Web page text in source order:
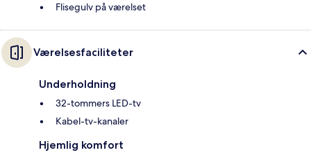
Flisegulv på værelset
Værelsesfaciliteter
Underholdning
32-tommers LED-tv
Kabel-tv-kanaler
Hjemlig komfort